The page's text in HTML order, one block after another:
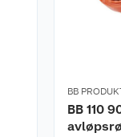
BB
BB 110